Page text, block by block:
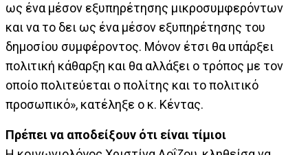
ως ένα μέσον εξυπηρέτησης μικροσυμφερόντων
και να το δει ως ένα μέσον εξυπηρέτησης του
δημοσίου συμφέροντος. Μόνον έτσι θα υπάρξει
πολιτική κάθαρξη και θα αλλάξει ο τρόπος με τον
οποίο πολιτεύεται ο πολίτης και το πολιτικό
προσωπικό», κατέληξε ο κ. Κέντας.
Πρέπει να αποδείξουν ότι είναι τίμιοι